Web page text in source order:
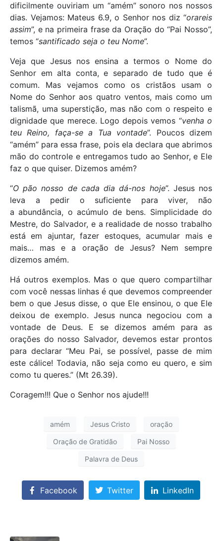
dificilmente ouviriam um “amém” sonoro nos nossos
dias. Vejamos: Mateus 6.9, o Senhor nos diz “orareis
assim”, e na primeira frase da Oração do “Pai Nosso”,
temos “santificado seja o teu Nome”.
Veja que Jesus nos ensina a termos o Nome do
Senhor em alta conta, e separado de tudo que é
comum. Mas vejamos como os cristãos usam o
Nome do Senhor aos quatro ventos, mais como um
talismã, uma superstição, mas não com o respeito e
dignidade que merece. Logo depois vemos “venha o
teu Reino, faça-se a Tua vontade”. Poucos dizem
“amém” para essa frase, pois ela declara que abrimos
mão do controle e entregamos tudo ao Senhor, e Ele
faz o que quiser. Dizemos amém?
“O pão nosso de cada dia dá-nos hoje”. Jesus nos
leva a pedir o suficiente para viver, não
a abundância, o acúmulo de bens. Simplicidade do
Mestre, do Salvador, e a realidade de nosso trabalho
está em ajuntar, fazer estoques, acumular mais e
mais… mas e a oração de Jesus? Nem sempre
dizemos amém.
Há outros exemplos. Mas o que quero compartilhar
com você nessas linhas é que devemos compreender
bem o que Jesus disse, o que Ele ensinou, o que Ele
deixou de exemplo. Jesus nunca negociou com a
vontade de Deus. E se dizemos amém para as
orações do nosso Salvador, devemos estar prontos
para declarar “Meu Pai, se possível, passe de mim
este cálice! Todavia, não seja como eu quero, e sim
como tu queres.” (Mt 26.39).
Coragem!!! Que o Senhor nos ajude!!!
amém Jesus Cristo oração
Oração de Gratidão Pai Nosso
Palavra de Deus
Facebook Twitter LinkedIn